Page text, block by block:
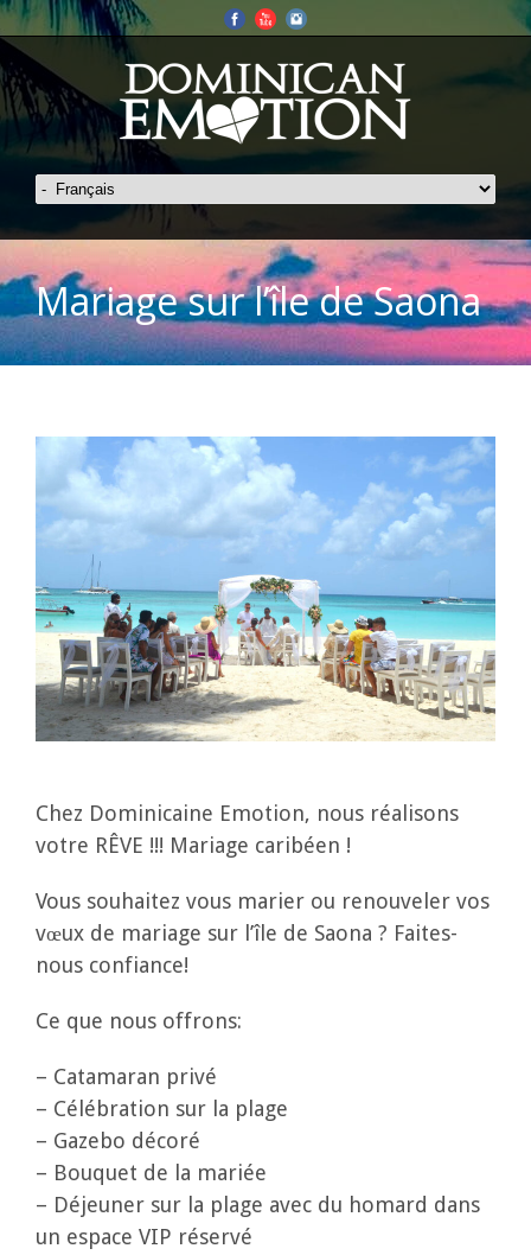
Mariage sur l’île de Saona
Chez Dominicaine Emotion, nous réalisons
votre RÊVE !!! Mariage caribéen !
Vous souhaitez vous marier ou renouveler vos
vœux de mariage sur l’île de Saona ? Faites-
nous confiance!
Ce que nous offrons:
– Catamaran privé
– Célébration sur la plage
– Gazebo décoré
– Bouquet de la mariée
– Déjeuner sur la plage avec du homard dans
un espace VIP réservé